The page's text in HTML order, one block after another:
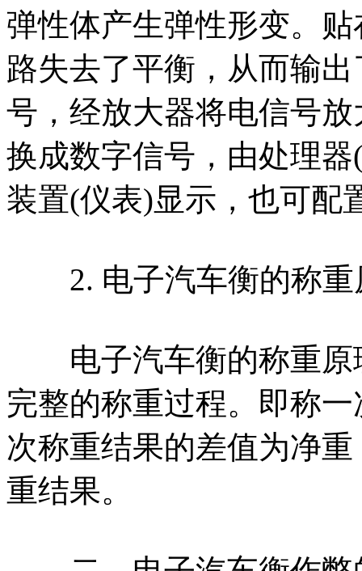
弹性体产生弹性形变。
路失去了平衡，从而输
号，经放大器将电信号
换成数字信号，由处理
装置(仪表)显示，也可配
2. 电子汽车衡的称重
电子汽车衡的称重原
完整的称重过程。即称
次称重结果的差值为净
重结果。